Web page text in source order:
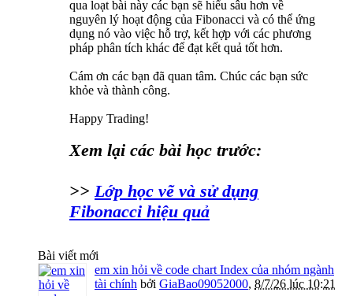
qua loạt bài này các bạn sẽ hiểu sâu hơn về
nguyên lý hoạt động của Fibonacci và có thể ứng
dụng nó vào việc hỗ trợ, kết hợp với các phương
pháp phân tích khác để đạt kết quả tốt hơn.
Cám ơn các bạn đã quan tâm. Chúc các bạn sức
khỏe và thành công.
Happy Trading!
Xem lại các bài học trước:
>> Lớp học vẽ và sử dụng
Fibonacci hiệu quả
Bài viết mới
em xin hỏi về code chart Index của nhóm ngành
tài chính bởi GiaBao09052000, 8/7/26 lúc 10:21